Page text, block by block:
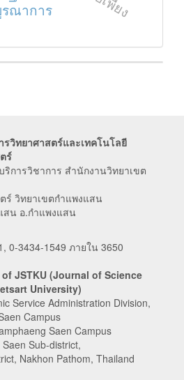
รณาการ
วิทยาศาสตร์และเทคโนโลยี
ร์
ริการวิชาการ สำนักงานวิทยาเขต
ร์ วิทยาเขตกำแพงแสน
สน อ.กำแพงแสน
0-3434-1549 ภายใน 3650
JSTKU (Journal of Science
University)
Service Administration Division,
Campus
Saen Campus
Sub-district,
Nakhon Pathom, Thailand